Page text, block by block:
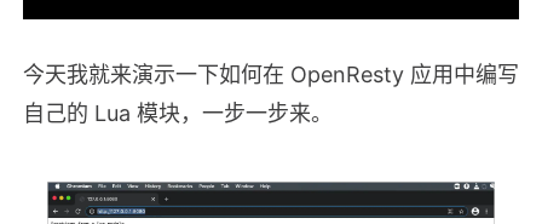
今天我就来演示一下如何在 OpenResty 应用中编写
自己的 Lua 模块，一步一步来。